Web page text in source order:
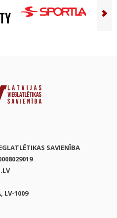
SAVIENĪBA
LV-1009